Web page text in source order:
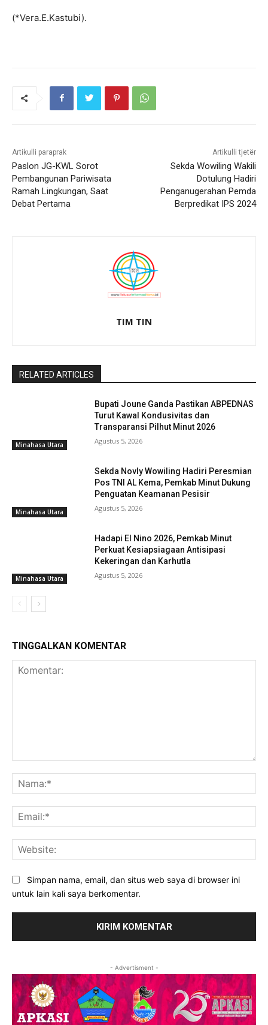
(*Vera.E.Kastubi).
Artikulli paraprak
Paslon JG-KWL Sorot
Pembangunan Pariwisata
Ramah Lingkungan, Saat
Debat Pertama
Artikulli tjetër
Sekda Wowiling Wakili
Dotulung Hadiri
Penganugerahan Pemda
Berpredikat IPS 2024
TIM TIN
RELATED ARTICLES
Minahasa Utara
Bupati Joune Ganda Pastikan ABPEDNAS
Turut Kawal Kondusivitas dan
Transparansi Pilhut Minut 2026
Agustus 5, 2026
Minahasa Utara
Sekda Novly Wowiling Hadiri Peresmian
Pos TNI AL Kema, Pemkab Minut Dukung
Penguatan Keamanan Pesisir
Agustus 5, 2026
Minahasa Utara
Hadapi El Nino 2026, Pemkab Minut
Perkuat Kesiapsiagaan Antisipasi
Kekeringan dan Karhutla
Agustus 5, 2026
TINGGALKAN KOMENTAR
Simpan nama, email, dan situs web saya di browser ini
untuk lain kali saya berkomentar.
- Advertisment -